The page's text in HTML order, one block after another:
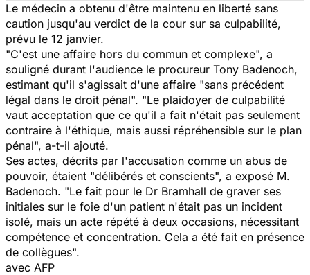
Le médecin a obtenu d'être maintenu en liberté sans
caution jusqu'au verdict de la cour sur sa culpabilité,
prévu le 12 janvier.
"C'est une affaire hors du commun et complexe", a
souligné durant l'audience le procureur Tony Badenoch,
estimant qu'il s'agissait d'une affaire "sans précédent
légal dans le droit pénal". "Le plaidoyer de culpabilité
vaut acceptation que ce qu'il a fait n'était pas seulement
contraire à l'éthique, mais aussi répréhensible sur le plan
pénal", a-t-il ajouté.
Ses actes, décrits par l'accusation comme un abus de
pouvoir, étaient "délibérés et conscients", a exposé M.
Badenoch. "Le fait pour le Dr Bramhall de graver ses
initiales sur le foie d'un patient n'était pas un incident
isolé, mais un acte répété à deux occasions, nécessitant
compétence et concentration. Cela a été fait en présence
de collègues".
avec AFP